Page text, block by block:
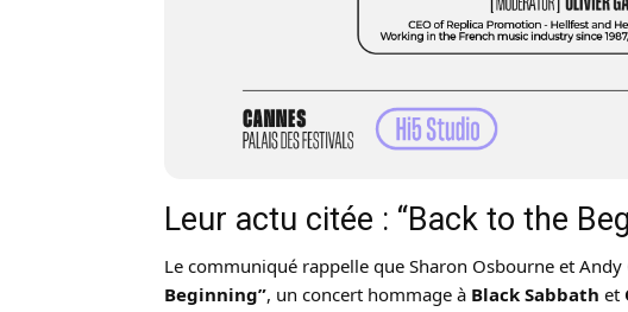
Leur actu citée : “Back to the
Le communiqué rappelle que Sharon Osbourne et Andy
Beginning”, un concert hommage à Black Sabbath et